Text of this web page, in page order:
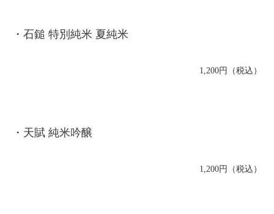
・石鎚 特別純米 夏純米
1,200円（税込）
・天賦 純米吟醸
1,200円（税込）